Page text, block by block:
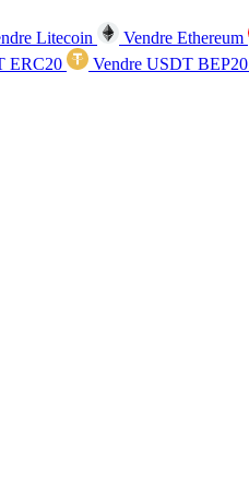
Litecoin Vendre Ethereum
ERC20 Vendre USDT BEP20